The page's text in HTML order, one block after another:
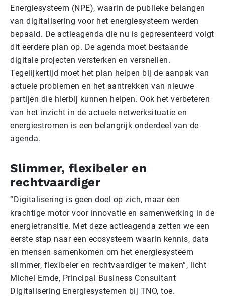
Energiesysteem (NPE), waarin de publieke belangen
van digitalisering voor het energiesysteem werden
bepaald. De actieagenda die nu is gepresenteerd volgt
dit eerdere plan op. De agenda moet bestaande
digitale projecten versterken en versnellen.
Tegelijkertijd moet het plan helpen bij de aanpak van
actuele problemen en het aantrekken van nieuwe
partijen die hierbij kunnen helpen. Ook het verbeteren
van het inzicht in de actuele netwerksituatie en
energiestromen is een belangrijk onderdeel van de
agenda.
Slimmer, flexibeler en
rechtvaardiger
“Digitalisering is geen doel op zich, maar een
krachtige motor voor innovatie en samenwerking in de
energietransitie. Met deze actieagenda zetten we een
eerste stap naar een ecosysteem waarin kennis, data
en mensen samenkomen om het energiesysteem
slimmer, flexibeler en rechtvaardiger te maken”, licht
Michel Emde, Principal Business Consultant
Digitalisering Energiesystemen bij TNO, toe.